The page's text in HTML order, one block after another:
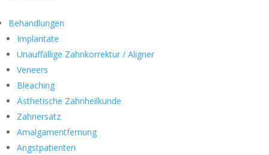
Behandlungen
Implantate
Unauffällige Zahnkorrektur / Aligner
Veneers
Bleaching
Ästhetische Zahnheilkunde
Zahnersatz
Amalgamentfernung
Angstpatienten